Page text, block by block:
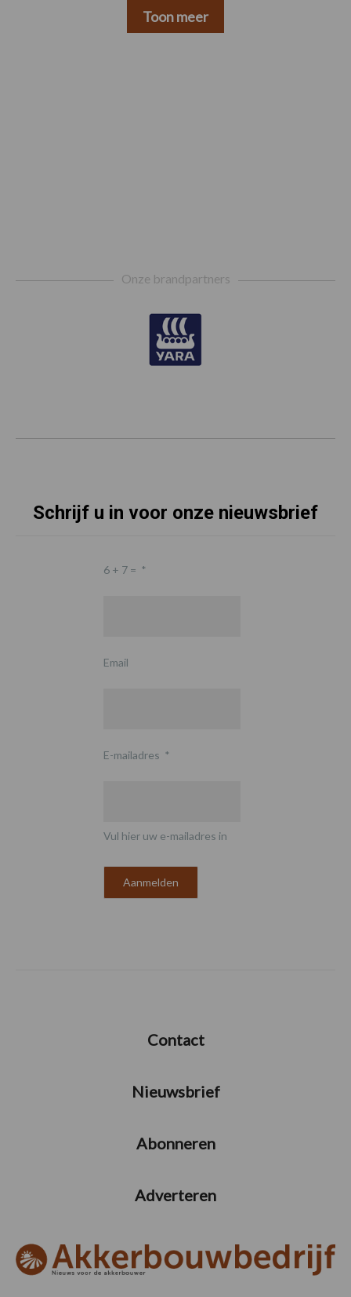
Toon meer
Onze brandpartners
Schrijf u in voor onze nieuwsbrief
6 + 7 = *
Email
E-mailadres *
Vul hier uw e-mailadres in
Contact
Nieuwsbrief
Abonneren
Adverteren